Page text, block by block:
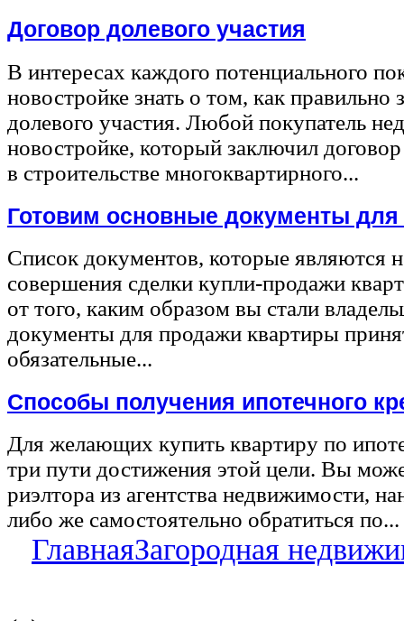
Договор долевого участия
В интересах каждого потенциального
новостройке знать о том, как правильно
долевого участия. Любой покупатель
новостройке, который заключил
в строительстве многоквартирного...
Готовим основные документы
Список документов, которые являются
совершения сделки купли-продажи
от того, каким образом вы стали
документы для продажи квартиры
обязательные...
Способы получения ипотечного
Для желающих купить квартиру по
три пути достижения этой цели. Вы
риэлтора из агентства недвижимости,
либо же самостоятельно обратиться по...
ГлавнаяЗагородная